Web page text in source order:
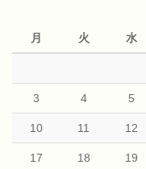
月 火 水
3 4 5
10 11 12
17 18 19